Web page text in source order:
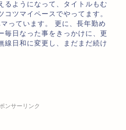
るようになって、タイトルもむ
コツマイペースでやってます。
っています。 更に、長年勤め
毎日なった事をきっかけに、更
線日和に変更し、まだまだ続け
ンサーリンク